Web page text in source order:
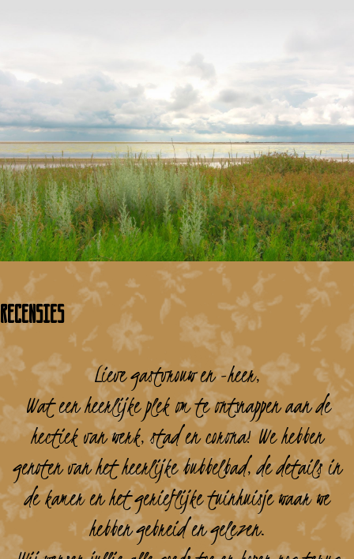
Recensies
Lieve gastvrouw en -heer,
Wat een heerlijke plek om te ontsnappen aan de
hectiek van werk, stad en corona! We hebben
genoten van het heerlijke bubbelbad, de details in
de kamer en het gerieflijke tuinhuisje waar we
hebben gebreid en gelezen.